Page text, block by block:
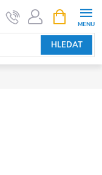
HLEDAT
NÁKUPNÍ
KOŠÍK